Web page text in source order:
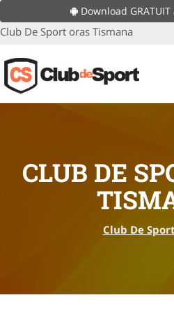
Download
Club De Sport oras Tismana
CLUB DE
Club De Sport